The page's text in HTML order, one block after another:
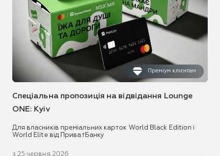
Преміум клієнтам
Спеціальна пропозиція на відвідання Lounge
ONE: Kyiv
Для власників преміальних карток World Black Edition і
World Elite від ПриватБанку
з 25 червня 2026